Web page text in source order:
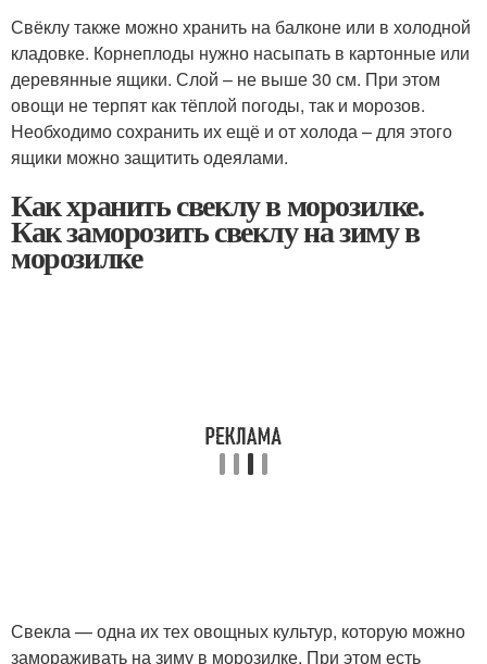
Свёклу также можно хранить на балконе или в холодной
кладовке. Корнеплоды нужно насыпать в картонные или
деревянные ящики. Слой – не выше 30 см. При этом
овощи не терпят как тёплой погоды, так и морозов.
Необходимо сохранить их ещё и от холода – для этого
ящики можно защитить одеялами.
Как хранить свеклу в морозилке.
Как заморозить свеклу на зиму в
морозилке
Свекла — одна их тех овощных культур, которую можно
замораживать на зиму в морозилке. При этом есть